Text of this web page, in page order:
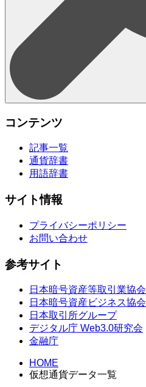
コンテンツ
記事一覧
通貨辞書
用語辞書
サイト情報
プライバシーポリシー
お問い合わせ
参考サイト
日本暗号資産等取引業協会
日本暗号資産ビジネス協会
日本取引所グループ
デジタル庁 Web3.0研究会
金融庁
HOME
仮想通貨データ一覧